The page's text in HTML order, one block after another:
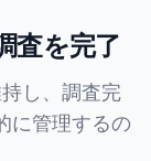
査を完了
し、調査完
に管理するの